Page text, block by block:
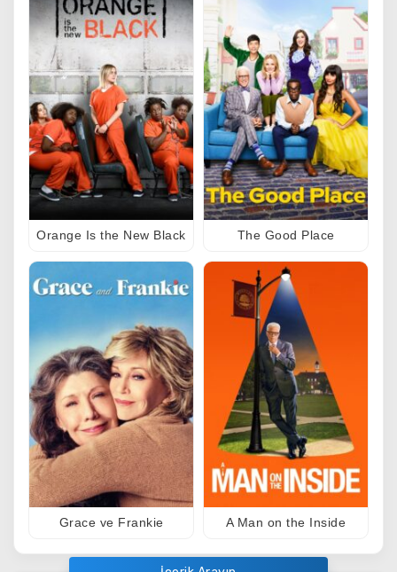
Orange Is the New Black The Good Place
Grace ve Frankie A Man on the Inside